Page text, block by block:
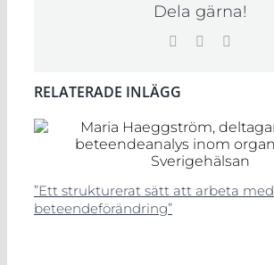
Dela gärna!
FacebookLinkedIn
RELATERADE INLÄGG
”Ett strukturerat sätt att arbeta med
beteendeförändring”